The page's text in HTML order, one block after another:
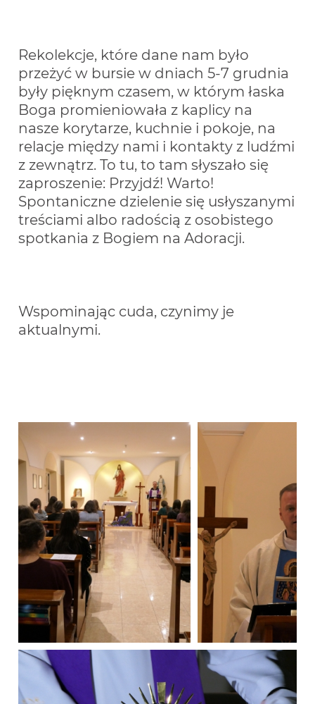
Rekolekcje, które dane nam było
przeżyć w bursie w dniach 5-7 grudnia
były pięknym czasem, w którym łaska
Boga promieniowała z kaplicy na
nasze korytarze, kuchnie i pokoje, na
relacje między nami i kontakty z ludźmi
z zewnątrz. To tu, to tam słyszało się
zaproszenie: Przyjdź! Warto!
Spontaniczne dzielenie się usłyszanymi
treściami albo radością z osobistego
spotkania z Bogiem na Adoracji.
Wspominając cuda, czynimy je
aktualnymi.